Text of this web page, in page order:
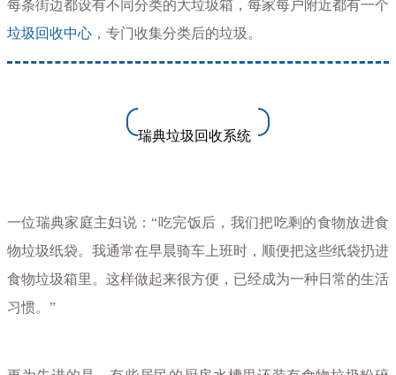
每条街边都设有不同分类的大垃圾箱，每家每户附近都有一个
垃圾回收中心 ，专门收集分类后的垃圾。
瑞典垃圾回收系统
一位瑞典家庭主妇说：“吃完饭后，我们把吃剩的食物放进食
物垃圾纸袋。我通常在早晨骑车上班时，顺便把这些纸袋扔进
食物垃圾箱里。这样做起来很方便，已经成为一种日常的生活
习惯。”